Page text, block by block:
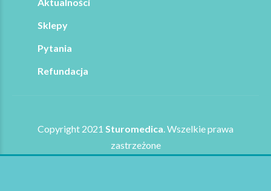
Sklepy
Pytania
Refundacja
Copyright 2021 Sturomedica. Wszelkie prawa
zastrzeżone